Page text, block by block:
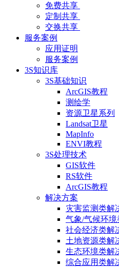
免费共享
定制共享
交换共享
服务案例
应用证明
服务案例
3S知识库
3S基础知识
ArcGIS教程
测绘学
资源卫星系列
Landsat卫星
MapInfo
ENVI教程
3S处理技术
GIS软件
RS软件
ArcGIS教程
解决方案
灾害监测类解
气象/气候环
社会经济类解
土地资源类解
生态环境类解
综合应用类解